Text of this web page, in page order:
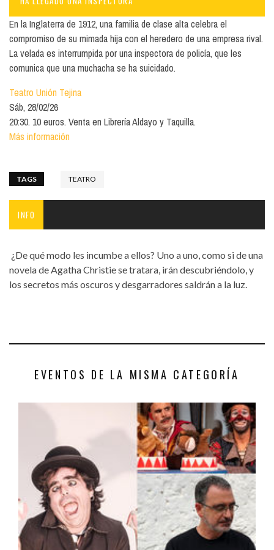
En la Inglaterra de 1912, una familia de clase alta celebra el
compromiso de su mimada hija con el heredero de una empresa rival.
La velada es interrumpida por una inspectora de policía, que les
comunica que una muchacha se ha suicidado.
Teatro Unión Tejina
Sáb, 28/02/26
20:30. 10 euros. Venta en Librería Aldayo y Taquilla.
Más información
TAGS TEATRO
INFO
¿De qué modo les incumbe a ellos? Uno a uno, como si de una
novela de Agatha Christie se tratara, irán descubriéndolo, y
los secretos más oscuros y desgarradores saldrán a la luz.
EVENTOS DE LA MISMA CATEGORÍA